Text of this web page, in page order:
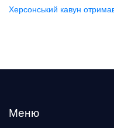
Херсонський кавун
Меню